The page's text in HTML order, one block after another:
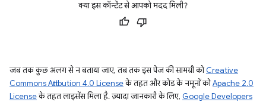
क्या इस कॉन्टेंट से आपको मदद मिली?
जब तक कुछ अलग से न बताया जाए, तब तक इस पेज की सामग्री कोCreative
Commons Attribution 4.0 Licenseके तहत और कोड के नमूनों कोApache 2.0
Licenseके तहत लाइसेंस मिला है. ज़्यादा जानकारी के लिए, Google Developers